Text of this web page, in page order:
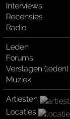
Interviews
Recensies
Radio
Leden
Forums
Verslagen (leden)
Muziek
Artiesten
Locaties